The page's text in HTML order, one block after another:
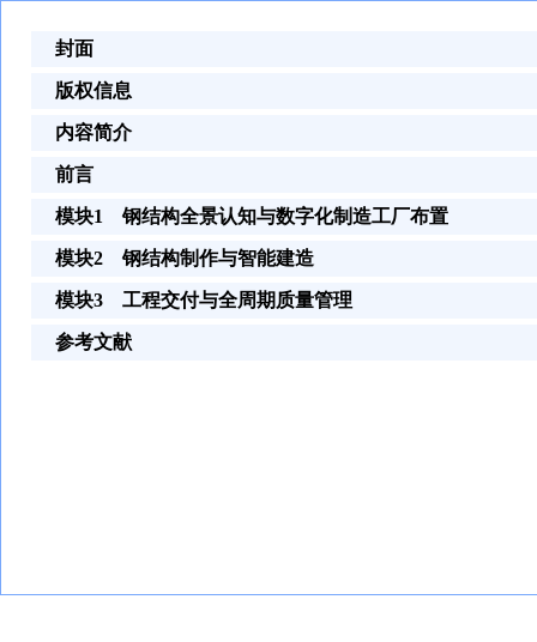
封面
版权信息
内容简介
前言
模块1 钢结构全景认知与数字化制造工厂布置
模块2 钢结构制作与智能建造
模块3 工程交付与全周期质量管理
参考文献